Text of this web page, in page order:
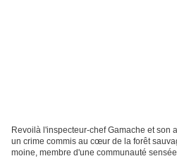
Revoilà l'inspecteur-chef Gamache et son
un crime commis au cœur de la forêt
moine, membre d'une communauté